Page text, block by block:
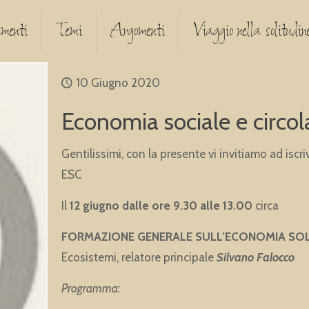
Temi Argomenti Viaggio nella
10 Giugno 2020
Economia sociale e
Gentilissimi, con la presente vi invitiamo ad
ESC
Il 12 giugno dalle ore 9.30 alle 13.00 circa
FORMAZIONE GENERALE SULL’ECONOMIA
Ecosistemi, relatore principale Silvano Falocco
Programma: